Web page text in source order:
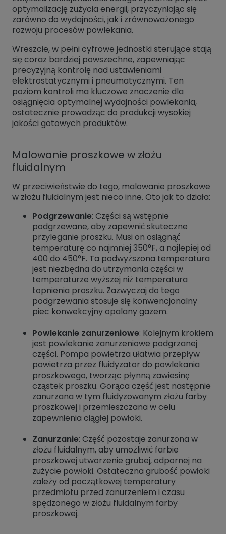
optymalizację zużycia energii, przyczyniając się
zarówno do wydajności, jak i zrównoważonego
rozwoju procesów powlekania.
Wreszcie, w pełni cyfrowe jednostki sterujące stają
się coraz bardziej powszechne, zapewniając
precyzyjną kontrolę nad ustawieniami
elektrostatycznymi i pneumatycznymi. Ten
poziom kontroli ma kluczowe znaczenie dla
osiągnięcia optymalnej wydajności powlekania,
ostatecznie prowadząc do produkcji wysokiej
jakości gotowych produktów.
Malowanie proszkowe w złożu
fluidalnym
W przeciwieństwie do tego, malowanie proszkowe
w złożu fluidalnym jest nieco inne. Oto jak to działa:
Podgrzewanie: Części są wstępnie
podgrzewane, aby zapewnić skuteczne
przyleganie proszku. Musi on osiągnąć
temperaturę co najmniej 350°F, a najlepiej od
400 do 450°F. Ta podwyższona temperatura
jest niezbędna do utrzymania części w
temperaturze wyższej niż temperatura
topnienia proszku. Zazwyczaj do tego
podgrzewania stosuje się konwencjonalny
piec konwekcyjny opalany gazem.
Powlekanie zanurzeniowe: Kolejnym krokiem
jest powlekanie zanurzeniowe podgrzanej
części. Pompa powietrza ułatwia przepływ
powietrza przez fluidyzator do powlekania
proszkowego, tworząc płynną zawiesinę
cząstek proszku. Gorąca część jest następnie
zanurzana w tym fluidyzowanym złożu farby
proszkowej i przemieszczana w celu
zapewnienia ciągłej powłoki.
Zanurzanie: Część pozostaje zanurzona w
złożu fluidalnym, aby umożliwić farbie
proszkowej utworzenie grubej, odpornej na
zużycie powłoki. Ostateczna grubość powłoki
zależy od początkowej temperatury
przedmiotu przed zanurzeniem i czasu
spędzonego w złożu fluidalnym farby
proszkowej.